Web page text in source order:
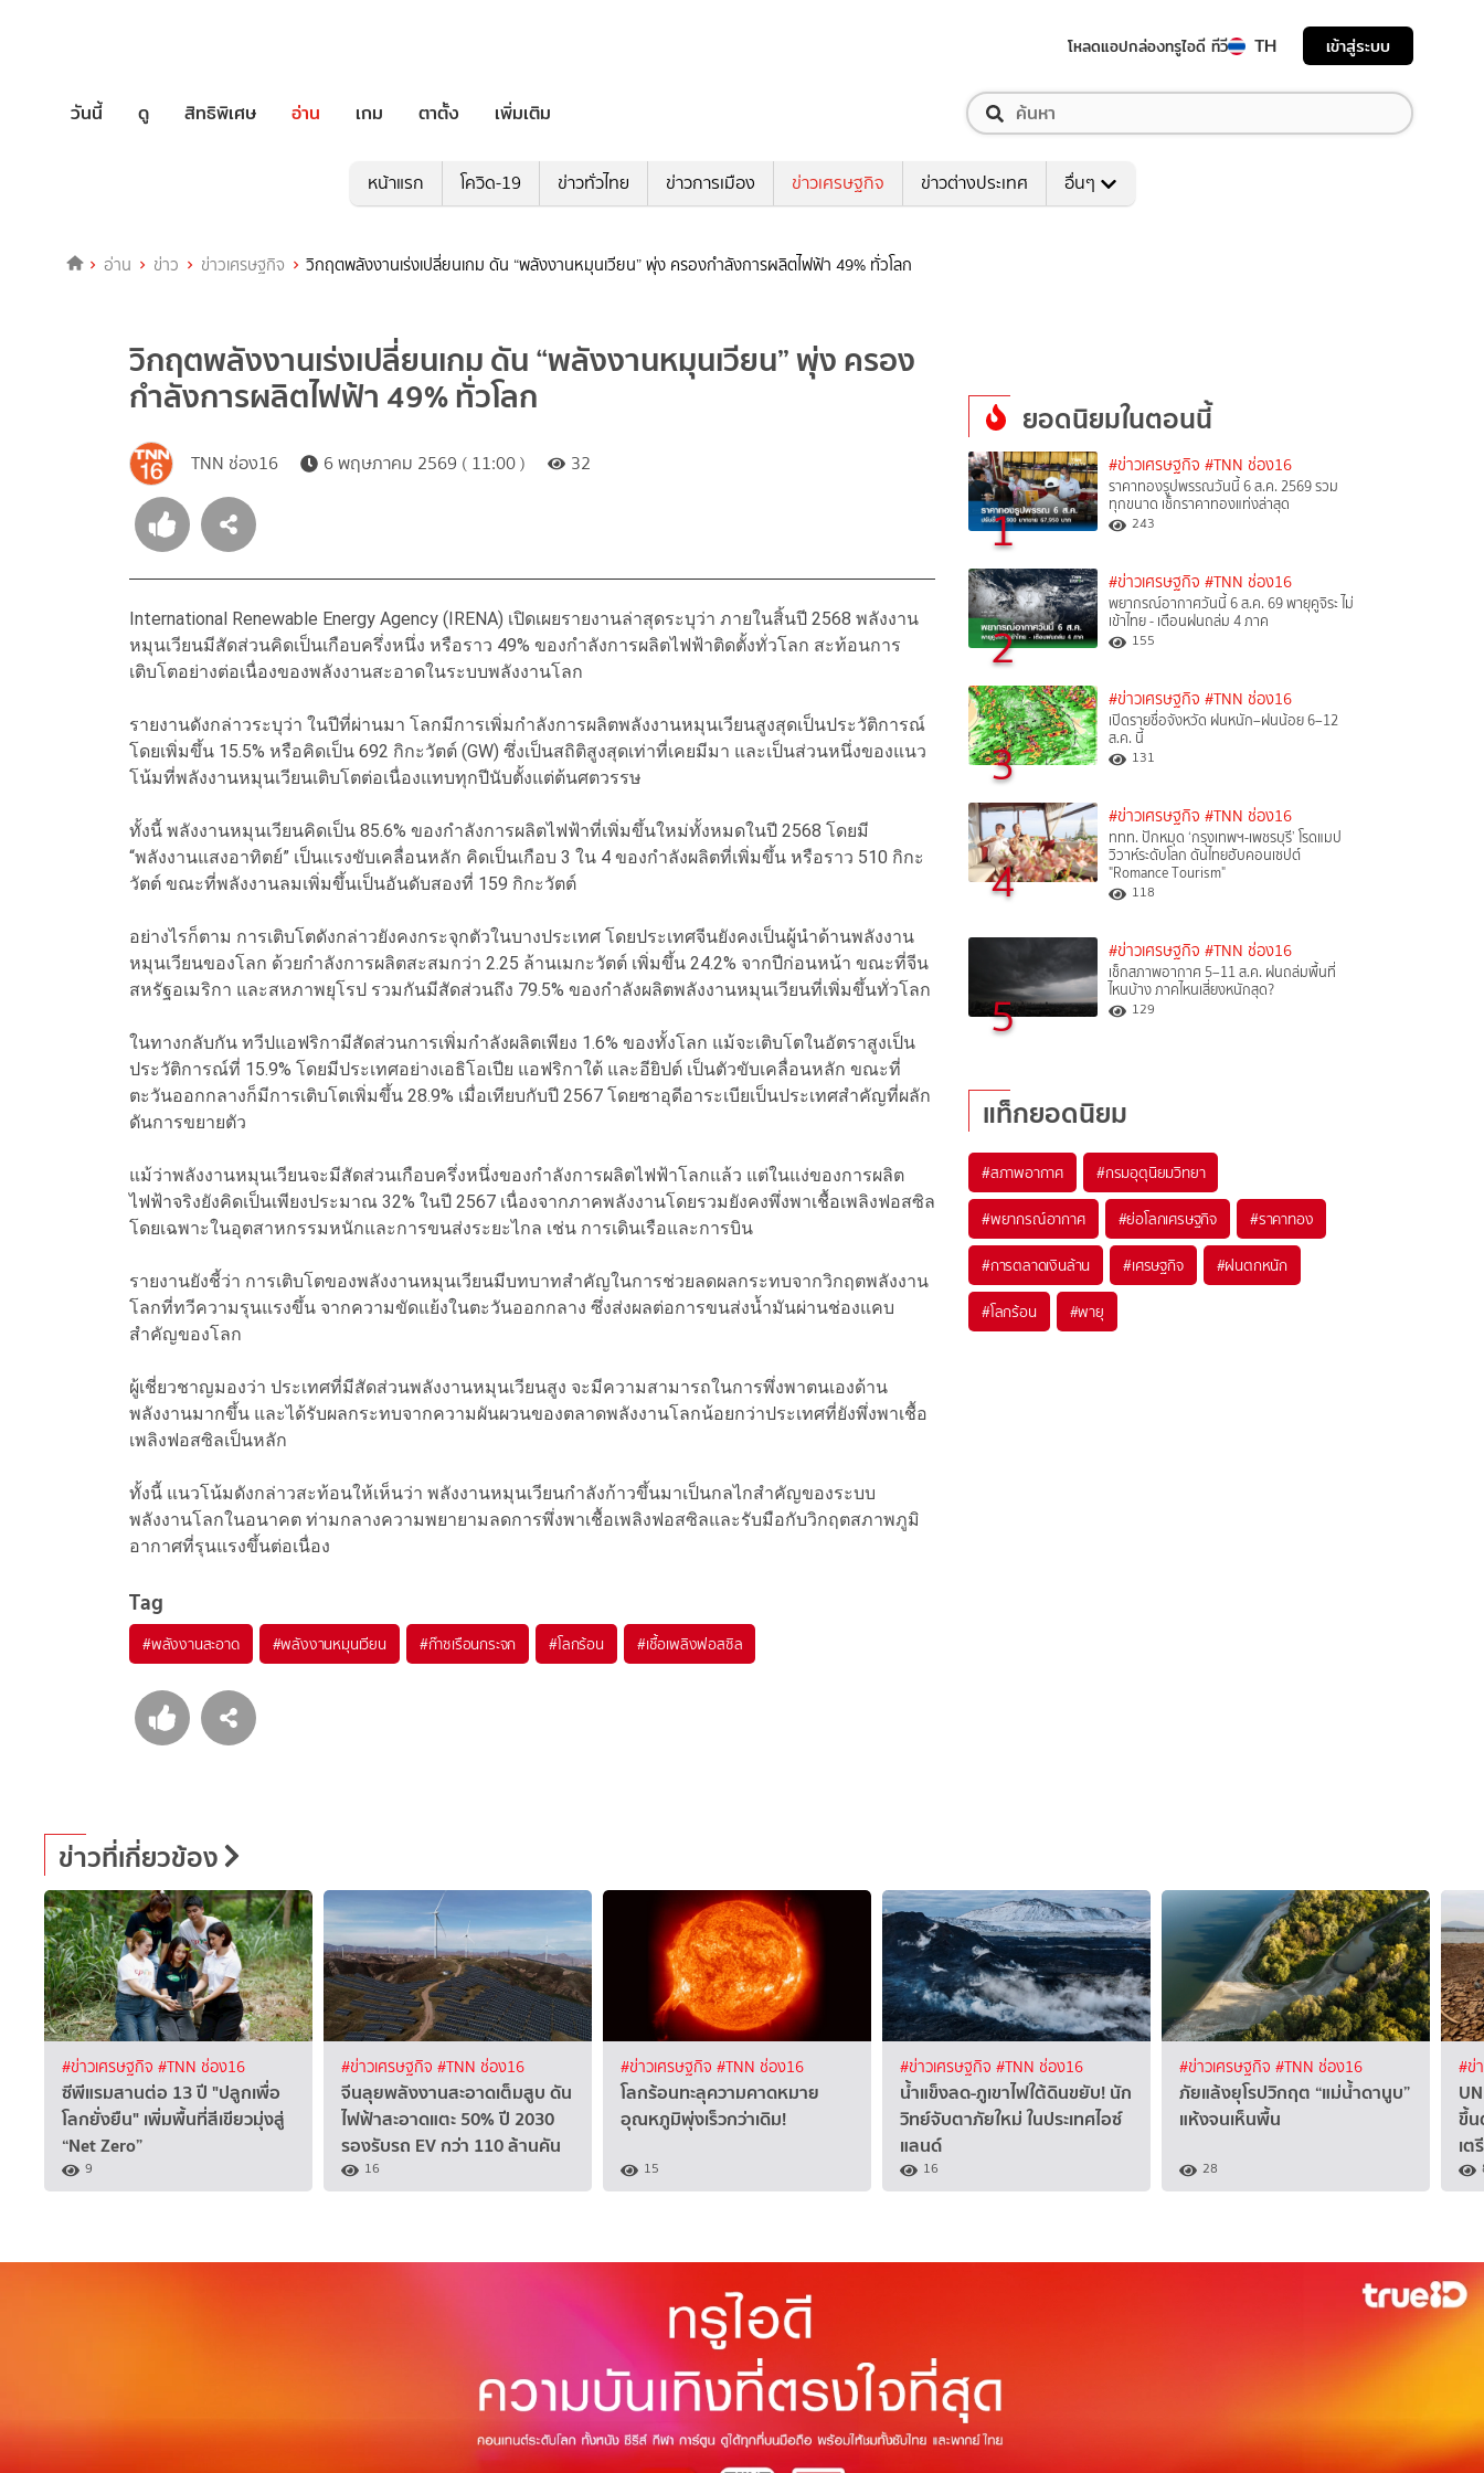
โหลดแอปกล่องทรูไอดี ทีวี TH เข้าสู่ระบบ
วันนี้ ดู สิทธิพิเศษ อ่าน เกม ตาตั้ง เพิ่มเติม
หน้าแรก โควิด-19 ข่าวทั่วไทย ข่าวการเมือง ข่าวเศรษฐกิจ ข่าวต่างประเทศ อื่นๆ
อ่าน ข่าว ข่าวเศรษฐกิจ วิกฤตพลังงานเร่งเปลี่ยนเกม ดัน “พลังงานหมุนเวียน” พุ่ง ครองกำลังการผลิตไฟฟ้า 49% ทั่วโลก
วิกฤตพลังงานเร่งเปลี่ยนเกม ดัน “พลังงานหมุนเวียน” พุ่ง ครอง
กำลังการผลิตไฟฟ้า 49% ทั่วโลก
TNN ช่อง16 6 พฤษภาคม 2569 ( 11:00 ) 32
International Renewable Energy Agency (IRENA) เปิดเผยรายงานล่าสุดระบุว่า ภายในสิ้นปี 2568 พลังงาน
หมุนเวียนมีสัดส่วนคิดเป็นเกือบครึ่งหนึ่ง หรือราว 49% ของกำลังการผลิตไฟฟ้าติดตั้งทั่วโลก สะท้อนการ
เติบโตอย่างต่อเนื่องของพลังงานสะอาดในระบบพลังงานโลก
รายงานดังกล่าวระบุว่า ในปีที่ผ่านมา โลกมีการเพิ่มกำลังการผลิตพลังงานหมุนเวียนสูงสุดเป็นประวัติการณ์
โดยเพิ่มขึ้น 15.5% หรือคิดเป็น 692 กิกะวัตต์ (GW) ซึ่งเป็นสถิติสูงสุดเท่าที่เคยมีมา และเป็นส่วนหนึ่งของแนว
โน้มที่พลังงานหมุนเวียนเติบโตต่อเนื่องแทบทุกปีนับตั้งแต่ต้นศตวรรษ
ทั้งนี้ พลังงานหมุนเวียนคิดเป็น 85.6% ของกำลังการผลิตไฟฟ้าที่เพิ่มขึ้นใหม่ทั้งหมดในปี 2568 โดยมี
“พลังงานแสงอาทิตย์” เป็นแรงขับเคลื่อนหลัก คิดเป็นเกือบ 3 ใน 4 ของกำลังผลิตที่เพิ่มขึ้น หรือราว 510 กิกะ
วัตต์ ขณะที่พลังงานลมเพิ่มขึ้นเป็นอันดับสองที่ 159 กิกะวัตต์
อย่างไรก็ตาม การเติบโตดังกล่าวยังคงกระจุกตัวในบางประเทศ โดยประเทศจีนยังคงเป็นผู้นำด้านพลังงาน
หมุนเวียนของโลก ด้วยกำลังการผลิตสะสมกว่า 2.25 ล้านเมกะวัตต์ เพิ่มขึ้น 24.2% จากปีก่อนหน้า ขณะที่จีน
สหรัฐอเมริกา และสหภาพยุโรป รวมกันมีสัดส่วนถึง 79.5% ของกำลังผลิตพลังงานหมุนเวียนที่เพิ่มขึ้นทั่วโลก
ในทางกลับกัน ทวีปแอฟริกามีสัดส่วนการเพิ่มกำลังผลิตเพียง 1.6% ของทั้งโลก แม้จะเติบโตในอัตราสูงเป็น
ประวัติการณ์ที่ 15.9% โดยมีประเทศอย่างเอธิโอเปีย แอฟริกาใต้ และอียิปต์ เป็นตัวขับเคลื่อนหลัก ขณะที่
ตะวันออกกลางก็มีการเติบโตเพิ่มขึ้น 28.9% เมื่อเทียบกับปี 2567 โดยซาอุดีอาระเบียเป็นประเทศสำคัญที่ผลัก
ดันการขยายตัว
แม้ว่าพลังงานหมุนเวียนจะมีสัดส่วนเกือบครึ่งหนึ่งของกำลังการผลิตไฟฟ้าโลกแล้ว แต่ในแง่ของการผลิต
ไฟฟ้าจริงยังคิดเป็นเพียงประมาณ 32% ในปี 2567 เนื่องจากภาคพลังงานโดยรวมยังคงพึ่งพาเชื้อเพลิงฟอสซิล
โดยเฉพาะในอุตสาหกรรมหนักและการขนส่งระยะไกล เช่น การเดินเรือและการบิน
รายงานยังชี้ว่า การเติบโตของพลังงานหมุนเวียนมีบทบาทสำคัญในการช่วยลดผลกระทบจากวิกฤตพลังงาน
โลกที่ทวีความรุนแรงขึ้น จากความขัดแย้งในตะวันออกกลาง ซึ่งส่งผลต่อการขนส่งน้ำมันผ่านช่องแคบ
สำคัญของโลก
ผู้เชี่ยวชาญมองว่า ประเทศที่มีสัดส่วนพลังงานหมุนเวียนสูง จะมีความสามารถในการพึ่งพาตนเองด้าน
พลังงานมากขึ้น และได้รับผลกระทบจากความผันผวนของตลาดพลังงานโลกน้อยกว่าประเทศที่ยังพึ่งพาเชื้อ
เพลิงฟอสซิลเป็นหลัก
ทั้งนี้ แนวโน้มดังกล่าวสะท้อนให้เห็นว่า พลังงานหมุนเวียนกำลังก้าวขึ้นมาเป็นกลไกสำคัญของระบบ
พลังงานโลกในอนาคต ท่ามกลางความพยายามลดการพึ่งพาเชื้อเพลิงฟอสซิลและรับมือกับวิกฤตสภาพภูมิ
อากาศที่รุนแรงขึ้นต่อเนื่อง
Tag
#พลังงานสะอาด #พลังงานหมุนเวียน #ก๊าซเรือนกระจก #โลกร้อน #เชื้อเพลิงฟอสซิล
ยอดนิยมในตอนนี้
1
#ข่าวเศรษฐกิจ #TNN ช่อง16
ราคาทองรูปพรรณวันนี้ 6 ส.ค. 2569 รวม
ทุกขนาด เช็กราคาทองแท่งล่าสุด
243
2
#ข่าวเศรษฐกิจ #TNN ช่อง16
พยากรณ์อากาศวันนี้ 6 ส.ค. 69 พายุคูจิระ ไม่
เข้าไทย - เตือนฝนถล่ม 4 ภาค
155
3
#ข่าวเศรษฐกิจ #TNN ช่อง16
เปิดรายชื่อจังหวัด ฝนหนัก–ฝนน้อย 6–12
ส.ค. นี้
131
4
#ข่าวเศรษฐกิจ #TNN ช่อง16
ททท. ปักหมุด ‘กรุงเทพฯ-เพชรบุรี’ โรดแมป
วิวาห์ระดับโลก ดันไทยฮับคอนเซปต์
"Romance Tourism"
118
5
#ข่าวเศรษฐกิจ #TNN ช่อง16
เช็กสภาพอากาศ 5–11 ส.ค. ฝนถล่มพื้นที่
ไหนบ้าง ภาคไหนเสี่ยงหนักสุด?
129
แท็กยอดนิยม
#สภาพอากาศ #กรมอุตุนิยมวิทยา
#พยากรณ์อากาศ #ย่อโลกเศรษฐกิจ #ราคาทอง
#การตลาดเงินล้าน #เศรษฐกิจ #ฝนตกหนัก
#โลกร้อน #พายุ
ข่าวที่เกี่ยวข้อง
#ข่าวเศรษฐกิจ #TNN ช่อง16
ซีพีแรมสานต่อ 13 ปี "ปลูกเพื่อ
โลกยั่งยืน" เพิ่มพื้นที่สีเขียวมุ่งสู่
“Net Zero”
9
#ข่าวเศรษฐกิจ #TNN ช่อง16
จีนลุยพลังงานสะอาดเต็มสูบ ดัน
ไฟฟ้าสะอาดแตะ 50% ปี 2030
รองรับรถ EV กว่า 110 ล้านคัน
16
#ข่าวเศรษฐกิจ #TNN ช่อง16
โลกร้อนทะลุความคาดหมาย
อุณหภูมิพุ่งเร็วกว่าเดิม!
15
#ข่าวเศรษฐกิจ #TNN ช่อง16
น้ำแข็งลด-ภูเขาไฟใต้ดินขยับ! นัก
วิทย์จับตาภัยใหม่ ในประเทศไอซ์
แลนด์
16
#ข่าวเศรษฐกิจ #TNN ช่อง16
ภัยแล้งยุโรปวิกฤต “แม่น้ำดานูบ”
แห้งจนเห็นพื้น
28
#ข่
ขึ้น
เ